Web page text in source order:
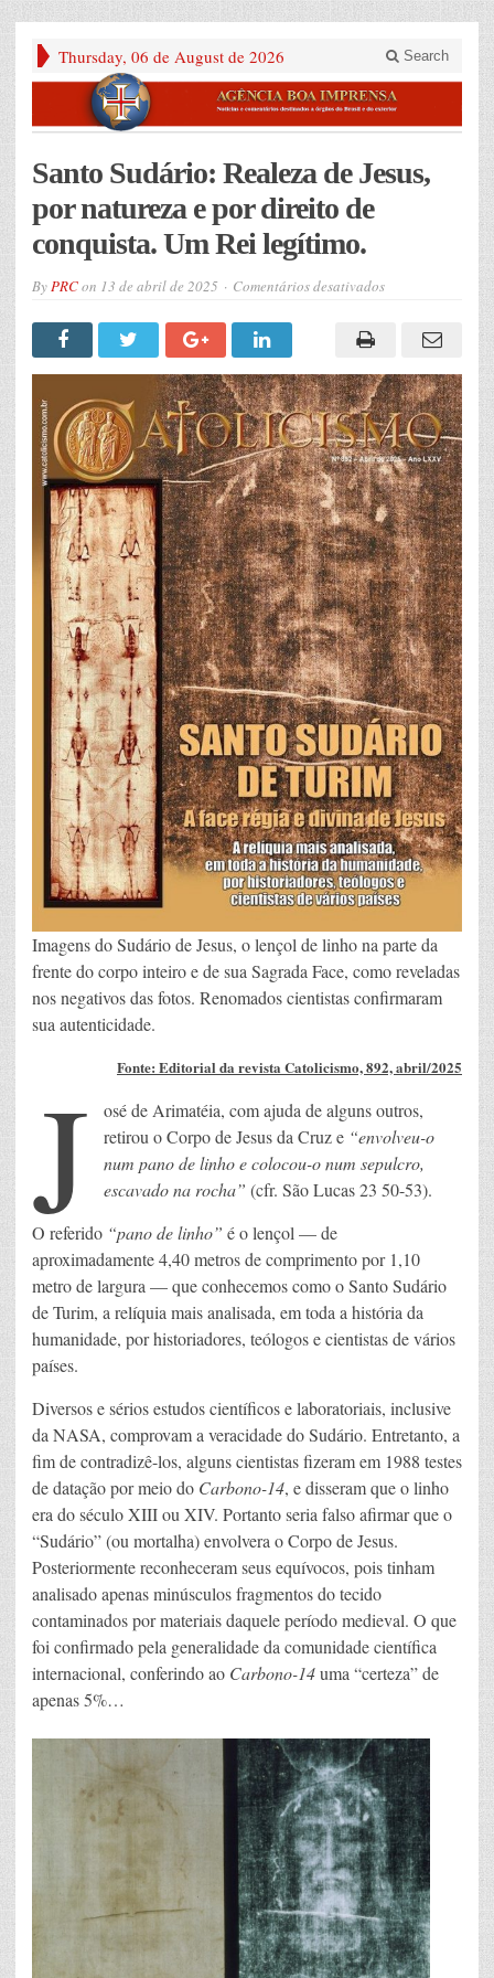
Thursday, 06 de August de 2026 Search
Santo Sudário: Realeza de Jesus,
por natureza e por direito de
conquista. Um Rei legítimo.
ByPRCon 13 de abril de 2025 Comentários desativadosem
Realeza
por
natureza
e
por
direito
de
conquista.
Um
Rei
legítimo.
Imagens do Sudário de Jesus, o lençol de linho na parte da
frente do corpo inteiro e de sua Sagrada Face, como reveladas
nos negativos das fotos. Renomados cientistas confirmaram
sua autenticidade.
Fonte: Editorial da revista Catolicismo, 892, abril/2025
J
osé de Arimatéia, com ajuda de alguns outros,
retirou o Corpo de Jesus da Cruz e “envolveu-o
num pano de linho e colocou-o num sepulcro,
escavado na rocha” (cfr. São Lucas 23 50-53).
O referido “pano de linho” é o lençol — de
aproximadamente 4,40 metros de comprimento por 1,10
metro de largura — que conhecemos como o Santo Sudário
de Turim, a relíquia mais analisada, em toda a história da
humanidade, por historiadores, teólogos e cientistas de vários
países.
Diversos e sérios estudos científicos e laboratoriais, inclusive
da NASA, comprovam a veracidade do Sudário. Entretanto, a
fim de contradizê-los, alguns cientistas fizeram em 1988 testes
de datação por meio do Carbono-14, e disseram que o linho
era do século XIII ou XIV. Portanto seria falso afirmar que o
“Sudário” (ou mortalha) envolvera o Corpo de Jesus.
Posteriormente reconheceram seus equívocos, pois tinham
analisado apenas minúsculos fragmentos do tecido
contaminados por materiais daquele período medieval. O que
foi confirmado pela generalidade da comunidade científica
internacional, conferindo ao Carbono-14uma “certeza” de
apenas 5%…